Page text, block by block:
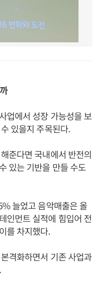
업에서 성장 가능성을 보
있을지 주목된다.
준다면 국내에서 반전의
있는 기반을 만들 수도
늘었고 음악매출은 올
인먼트 실적에 힘입어 전
를 차지했다.
격화하면서 기존 사업과